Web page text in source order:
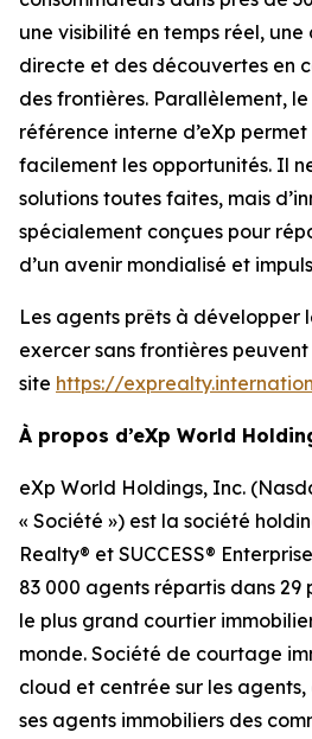
une visibilité en temps réel,
directe et des découvertes en
des frontières. Parallèlement,
référence interne d’eXp
facilement les opportunités. Il
solutions toutes faites, mais
spécialement conçues pour
d’un avenir mondialisé et
Les agents prêts à développer
exercer sans frontières
site https://
À propos d’eXp World
eXp World Holdings, Inc.
« Société ») est la société
Realty® et SUCCESS®
83 000 agents répartis dans 29
le plus grand courtier
monde. Société de courtage
cloud et centrée sur les
ses agents immobiliers des